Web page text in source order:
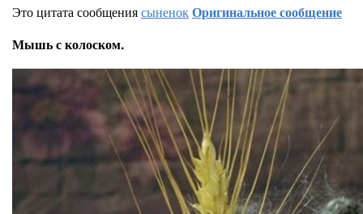
Это цитата сообщениясыненокОригинальное сообщение
Мышь с колоском.